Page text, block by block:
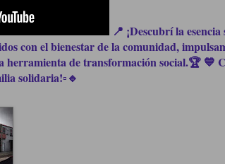
📍 ¡Descubrí la
con el bienestar de la comunidad,
de transformación social.🏆 💙
solidaria!▫️🔹